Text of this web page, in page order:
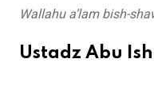
Wallahu a’lam bish-
Ustadz Abu